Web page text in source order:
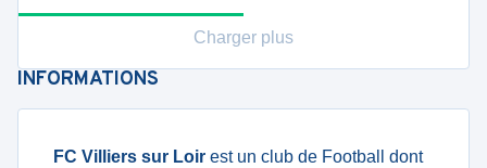
Charger plus
INFORMATIONS
FC Villiers sur Loir est un club de Football dont